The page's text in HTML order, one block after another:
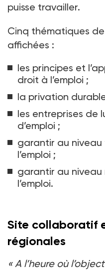
puisse travailler.
Cinq thématiques
affichées :
les principes et
droit à l’emploi ;
la privation
les entreprises de
d’emploi ;
garantir au
l’emploi ;
garantir au
l’emploi.
Site collaboratif
régionales
« A l’heure où